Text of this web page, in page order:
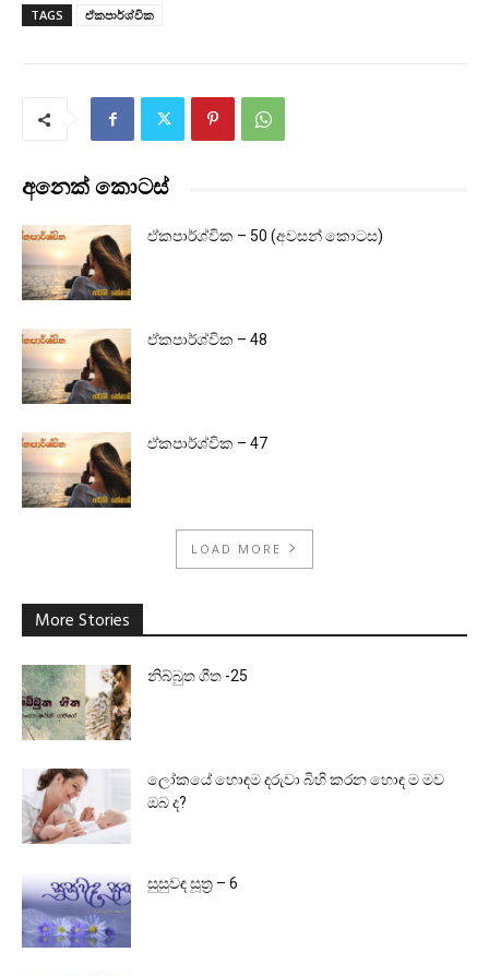
TAGS ඒකපාර්ශ්වික
අනෙක් කොටස්
ඒකපාර්ශ්වික – 50 (අවසන් කොටස)
ඒකපාර්ශ්වික – 48
ඒකපාර්ශ්වික – 47
LOAD MORE
More Stories
නිබ්බුත ගීත -25
ලෝකයේ හොඳම දරුවා බිහි කරන හොඳ ම මව
ඔබ ද?
සුසුවඳ සූත්‍ර – 6